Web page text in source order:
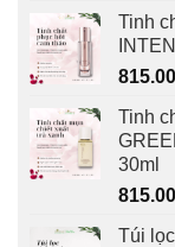
Tinh
Tinh
30ml
Túi